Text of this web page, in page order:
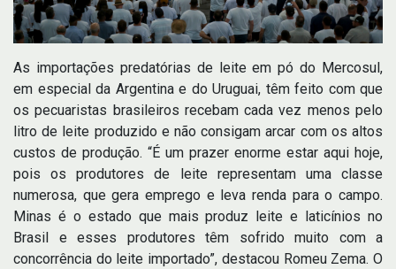
As importações predatórias de leite em pó do Mercosul,
em especial da Argentina e do Uruguai, têm feito com que
os pecuaristas brasileiros recebam cada vez menos pelo
litro de leite produzido e não consigam arcar com os altos
custos de produção. “É um prazer enorme estar aqui hoje,
pois os produtores de leite representam uma classe
numerosa, que gera emprego e leva renda para o campo.
Minas é o estado que mais produz leite e laticínios no
Brasil e esses produtores têm sofrido muito com a
concorrência do leite importado”, destacou Romeu Zema. O